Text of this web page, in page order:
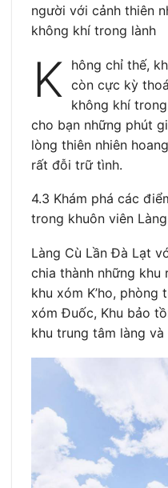
người với cảnh thiên
không khí trong lành
K hông chỉ thế,
còn cực kỳ
không khí
cho bạn những phút
lòng thiên nhiên
rất đỗi trữ tình.
4.3 Khám phá các
trong khuôn viên
Làng Cù Lần Đà Lạt
chia thành những khu
khu xóm K’ho, phòng
xóm Đuốc, Khu bảo
khu trung tâm làng và